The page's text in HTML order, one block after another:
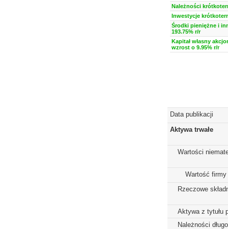
Należności
Inwestycje
Środki pieniężne i
193.75% r/r
Kapitał własny
wzrost o 9.95% r/r
Data publikacji
Aktywa trwałe
Wartości
Wartość firmy
Rzeczowe
Aktywa z tytułu
Należności